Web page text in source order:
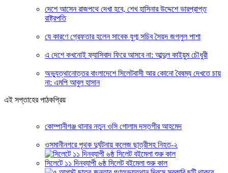
দেশে আসেন রাজপথে দেখা হবে, শেখ হাসিনার উদ্দেশে ভারপ্রাপ্ত
রাষ্ট্রপতি
যে কারণে গ্রেফতার হলেন সাবেক যুগ্ম সচিব সৈয়দ জগলুল পাশা
এ দেশে কখনোই ফ্যাসিবাদ ফিরে আসবে না: আব্দুল কাইয়ুম চৌধুরী
অভ্যুত্থানোত্তর বাংলাদেশে সিলেটবাসী আর কোনো বৈষম্য দেখতে চায়
না: এমপি আবুল হাসান
এই সপ্তাহের পাঠকপ্রিয়
কোম্পানীগঞ্জ থানার নতুন ওসি গোলাম দস্তগীর আহমেদ
ওসমানীনগরে পৃথক দুর্ঘটনায় কলেজ ছাত্রীসহ নিহত-২
সিলেটে ১১ দিনব্যাপী ৬ষ্ঠ সিলেট বইমেলা শুরু কাল